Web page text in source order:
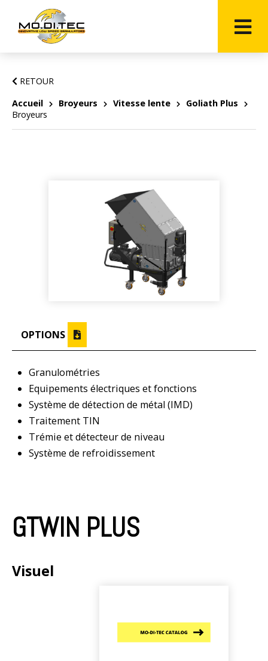
RETOUR
Accueil
Broyeurs Vitesse lente
Goliath Plus
Broyeurs
OPTIONS
Granulométries
Equipements électriques et fonctions
Système de détection de métal (IMD)
Traitement TIN
Trémie et détecteur de niveau
Système de refroidissement
GTWIN PLUS
Visuel